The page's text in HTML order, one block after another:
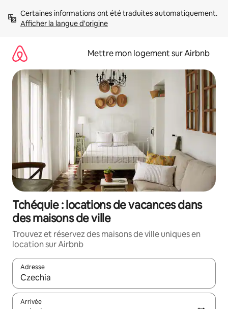
directement
Afficher la langue d'origine
Mettre mon logement sur Airbnb
Tchéquie : locations de vacances dans
des maisons de ville
Trouvez et réservez des maisons de ville uniques en
location sur Airbnb
Adresse
Lorsque les résultats s'affichent, utilisez les flèches vers le
Arrivée